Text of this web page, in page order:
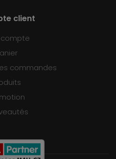
client
compte
commandes